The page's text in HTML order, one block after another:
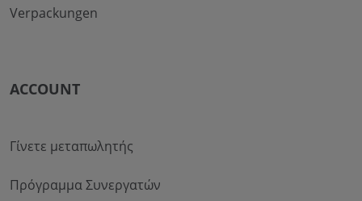
Verpackungen
ACCOUNT
Γίνετε μεταπωλητής
Πρόγραμμα Συνεργατών